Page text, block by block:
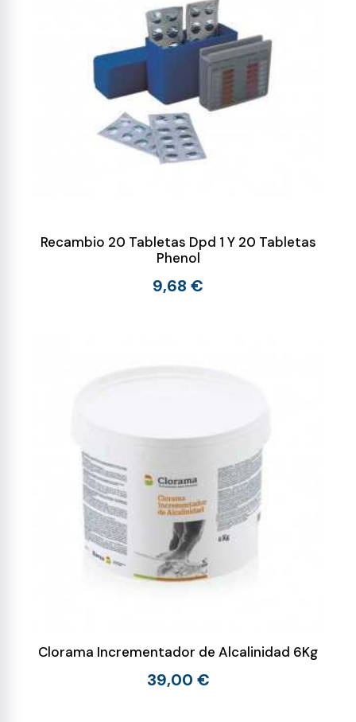
Recambio 20 Tabletas Dpd 1 Y 20 Tabletas
Phenol
9,68 €
Clorama Incrementador de Alcalinidad 6Kg
39,00 €